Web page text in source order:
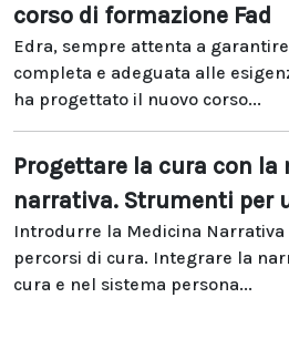
corso di formazione Fad
Edra, sempre attenta a
completa e adeguata alle
ha progettato il nuovo corso...
Progettare la cura con la
narrativa. Strumenti per
Introdurre la Medicina
percorsi di cura. Integrare la
cura e nel sistema persona...